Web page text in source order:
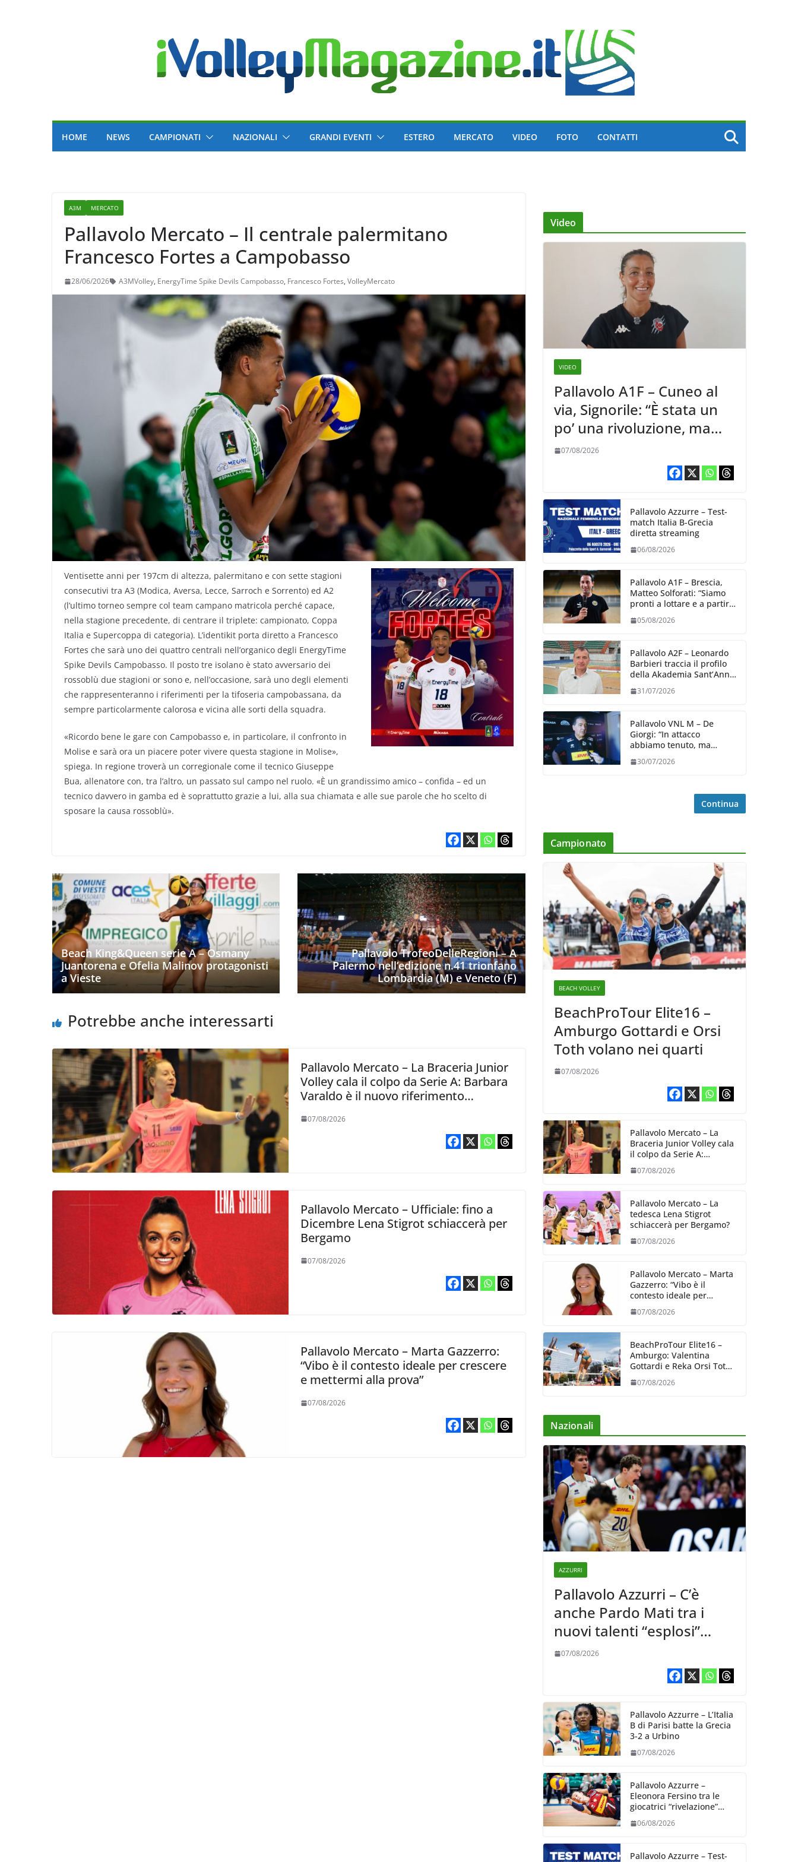
HOME NEWS CAMPIONATI NAZIONALI GRANDI EVENTI ESTERO MERCATO VIDEO FOTO CONTATTI
A3M MERCATO
Pallavolo Mercato – Il centrale palermitano
Francesco Fortes a Campobasso
28/06/2026 A3MVolley, EnergyTime Spike Devils Campobasso, Francesco Fortes, VolleyMercato
Ventisette anni per 197cm di altezza, palermitano e con sette stagioni
consecutivi tra A3 (Modica, Aversa, Lecce, Sarroch e Sorrento) ed A2
(l’ultimo torneo sempre col team campano matricola perché capace,
nella stagione precedente, di centrare il triplete: campionato, Coppa
Italia e Supercoppa di categoria). L’identikit porta diretto a Francesco
Fortes che sarà uno dei quattro centrali nell’organico degli EnergyTime
Spike Devils Campobasso. Il posto tre isolano è stato avversario dei
rossoblù due stagioni or sono e, nell’occasione, sarà uno degli elementi
che rappresenteranno i riferimenti per la tifoseria campobassana, da
sempre particolarmente calorosa e vicina alle sorti della squadra.
«Ricordo bene le gare con Campobasso e, in particolare, il confronto in
Molise e sarà ora un piacere poter vivere questa stagione in Molise»,
spiega. In regione troverà un corregionale come il tecnico Giuseppe
Bua, allenatore con, tra l’altro, un passato sul campo nel ruolo. «È un grandissimo amico – confida – ed un
tecnico davvero in gamba ed è soprattutto grazie a lui, alla sua chiamata e alle sue parole che ho scelto di
sposare la causa rossoblù».
Beach King&Queen serie A – Osmany
Juantorena e Ofelia Malinov protagonisti
a Vieste
Pallavolo TrofeoDelleRegioni – A
Palermo nell’edizione n.41 trionfano
Lombardia (M) e Veneto (F)
Potrebbe anche interessarti
Pallavolo Mercato – La Braceria Junior
Volley cala il colpo da Serie A: Barbara
Varaldo è il nuovo riferimento
07/08/2026
Pallavolo Mercato – Ufficiale: fino a
Dicembre Lena Stigrot schiaccerà per
Bergamo
07/08/2026
Pallavolo Mercato – Marta Gazzerro:
“Vibo è il contesto ideale per crescere
e mettermi alla prova”
07/08/2026
Video
VIDEO
Pallavolo A1F – Cuneo al
via, Signorile: “È stata un
po’ una rivoluzione, ma
abbiamo le idee chiare siu
cosa vogliamo fare”
07/08/2026
Pallavolo Azzurre – Test-
match Italia B-Grecia
diretta streaming
06/08/2026
Pallavolo A1F – Brescia,
Matteo Solforati: “Siamo
pronti a lottare e a partire
giorno”
05/08/2026
Pallavolo A2F – Leonardo
Barbieri traccia il profilo
della Akademia Sant’Anna
31/07/2026
Pallavolo VNL M – De
Giorgi: “In attacco
abbiamo tenuto, ma
dalla prestazione in
30/07/2026
Continua
Campionato
BEACH VOLLEY
BeachProTour Elite16 –
Amburgo Gottardi e Orsi
Toth volano nei quarti
07/08/2026
Pallavolo Mercato – La
Braceria Junior Volley cala
il colpo da Serie A:
Barbara Varaldo è il nuovo
riferimento dell’attacco
07/08/2026
Pallavolo Mercato – La
tedesca Lena Stigrot
schiaccerà per Bergamo?
07/08/2026
Pallavolo Mercato – Marta
Gazzerro: “Vibo è il
contesto ideale per
crescere e mettermi alla
prova”
07/08/2026
BeachProTour Elite16 –
Amburgo: Valentina
Gottardi e Reka Orsi Toth
partenza lanciata
07/08/2026
Nazionali
AZZURRI
Pallavolo Azzurri – C’è
anche Pardo Mati tra i
nuovi talenti “esplosi”
nella VNL 2026 per
07/08/2026
Pallavolo Azzurre – L’Italia
B di Parisi batte la Grecia
3-2 a Urbino
07/08/2026
Pallavolo Azzurre –
Eleonora Fersino tra le
giocatrici “rivelazione”
Volleyball World
06/08/2026
Pallavolo Azzurre – Test-